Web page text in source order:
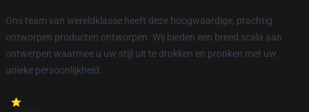
Ons team van wereldklasse heeft deze hoogwaardige, prachtig
ontworpen producten ontworpen. Wij bieden een breed scala aan
ontwerpen waarmee u uw stijl uit te drukken en pronken met uw
unieke persoonlijkheid.